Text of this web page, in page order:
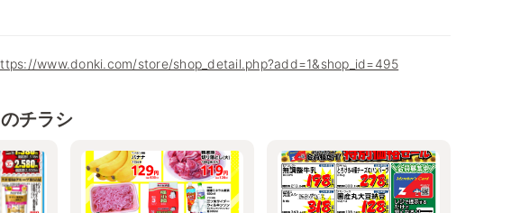
www.donki.com/store/shop_detail.php?add=1&shop_id=495
チラシ